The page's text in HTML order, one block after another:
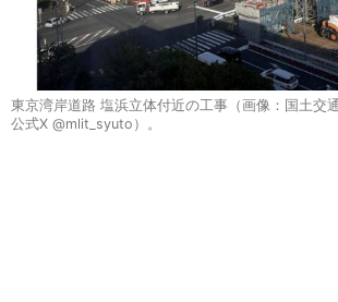
東京湾岸道路 塩浜立体付近の工事（画像：国土
公式X @mlit_syuto）。